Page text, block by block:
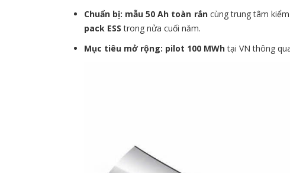
Chuẩn bị: mẫu 50 Ah toàn rắncùng trung tâm kiểm
pack ESS trong nửa cuối năm.
Mục tiêu mở rộng: pilot 100 MWhtại VN thông